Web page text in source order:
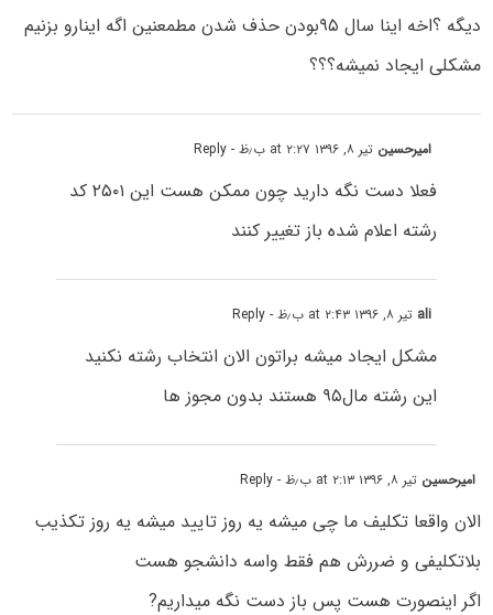
دیگه ؟اخه اینا سال ۹۵بودن حذف شدن مطمعنین اگه اینارو بزنیم
مشکلی ایجاد نمیشه؟؟؟
امیرحسین تیر ۸, ۱۳۹۶ at ۲:۲۷ ب٫ظ - Reply
فعلا دست نگه دارید چون ممکن هست این ۲۵۰۱ کد
رشته اعلام شده باز تغییر کنند
ali تیر ۸, ۱۳۹۶ at ۲:۴۳ ب٫ظ - Reply
مشکل ایجاد میشه براتون الان انتخاب رشته نکنید
این رشته مال۹۵ هستند بدون مجوز ها
امیرحسین تیر ۸, ۱۳۹۶ at ۲:۱۳ ب٫ظ - Reply
الان واقعا تکلیف ما چی میشه یه روز تایید میشه یه روز تکذیب
بلاتکلیفی و ضررش هم فقط واسه دانشجو هست
اگر اینصورت هست پس باز دست نگه میداریم?